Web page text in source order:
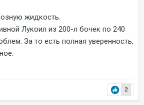
жидкость.
Лукоил из 200-л бочек по 240
За то есть полная уверенность,
2